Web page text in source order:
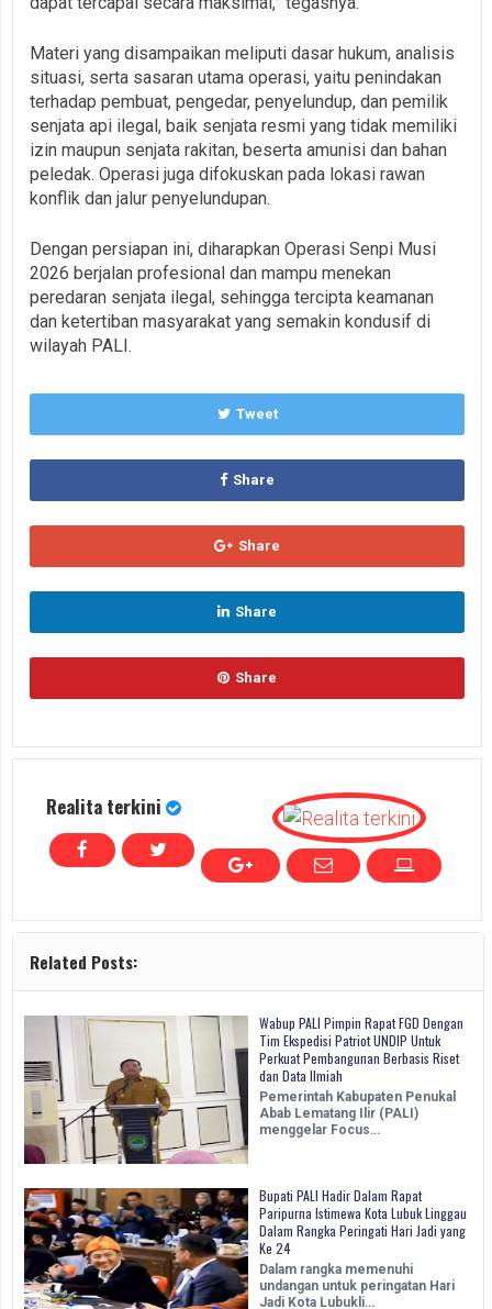
Materi yang disampaikan meliputi dasar hukum, analisis
situasi, serta sasaran utama operasi, yaitu penindakan
terhadap pembuat, pengedar, penyelundup, dan pemilik
senjata api ilegal, baik senjata resmi yang tidak memiliki
izin maupun senjata rakitan, beserta amunisi dan bahan
peledak. Operasi juga difokuskan pada lokasi rawan
konflik dan jalur penyelundupan.
Dengan persiapan ini, diharapkan Operasi Senpi Musi
2026 berjalan profesional dan mampu menekan
peredaran senjata ilegal, sehingga tercipta keamanan
dan ketertiban masyarakat yang semakin kondusif di
wilayah PALI.
Tweet
Share
Share
Share
Share
Realita terkini
Related Posts:
Wabup PALI Pimpin Rapat FGD Dengan
Tim Ekspedisi Patriot UNDIP Untuk
Perkuat Pembangunan Berbasis Riset
dan Data Ilmiah
Pemerintah Kabupaten Penukal
Abab Lematang Ilir (PALI)
menggelar Focus…
Bupati PALI Hadir Dalam Rapat
Paripurna Istimewa Kota Lubuk Linggau
Dalam Rangka Peringati Hari Jadi yang
Ke 24
Dalam rangka memenuhi
undangan untuk peringatan Hari
Jadi Kota Lubukli…